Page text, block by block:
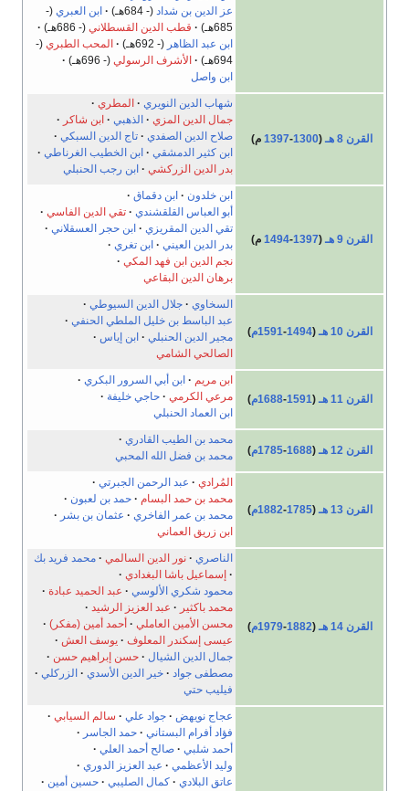
عز الدين بن شداد (- 684هـ) ابن العبري (-
685هـ)
قطب الدين القسطلاني (- 686هـ)
ابن عبد الظاهر (- 692هـ) المحب الطبري (-
694هـ)
الأشرف الرسولي (- 696هـ)
ابن واصل
القرن 8 هـ (
1300
-
1397 م)
شهاب الدين النويري
المطري
جمال الدين المزي
الذهبي
ابن شاكر
صلاح الدين الصفدي
تاج الدين السبكي
ابن كثير الدمشقي
ابن الخطيب الغرناطي
بدر الدين الزركشي
ابن رجب الحنبلي
القرن 9 هـ (
1397
-
1494 م)
ابن خلدون
ابن دقماق
أبو العباس القلقشندي
تقي الدين الفاسي
تقي الدين المقريزي
ابن حجر العسقلاني
بدر الدين العيني
ابن تغري
نجم الدين ابن فهد المكي
برهان الدين البقاعي
القرن 10 هـ (
1494
-1591م )
السخاوي
جلال الدين السيوطي
عبد الباسط بن خليل الملطي الحنفي
مجير الدين الحنبلي
ابن إياس
الصالحي الشامي
القرن 11 هـ (
1591
-1688م )
ابن مريم
ابن أبي السرور البكري
مرعي الكرمي
حاجي خليفة
ابن العماد الحنبلي
القرن 12 هـ (
1688
-1785م )
محمد بن الطيب القادري
محمد بن فضل الله المحبي
القرن 13 هـ (
1785
-1882م )
المُرادي
عبد الرحمن الجبرتي
محمد بن حمد البسام
حمد بن لعبون
محمد بن عمر الفاخري
عثمان بن بشر
ابن زريق العماني
القرن 14 هـ (
1882
-1979م )
الناصري نور الدين السالمي
محمد فريد بك
إسماعيل باشا البغدادي
محمود شكري الألوسي
عبد الحميد عبادة
محمد باكثير
عبد العزيز الرشيد
محسن الأمين العاملي
أحمد أمين (مفكر)
عيسى إسكندر المعلوف
يوسف العش
جمال الدين الشيال
حسن إبراهيم حسن
مصطفى جواد
خير الدين الأسدي
الزركلي
فيليب حتي
عجاج نويهض جواد علي
سالم السيابي
فؤاد أفرام البستاني
حمد الجاسر
أحمد شلبي
صالح أحمد العلي
وليد الأعظمي
عبد العزيز الدوري
عاتق البلادي
كمال الصليبي
حسين أمين